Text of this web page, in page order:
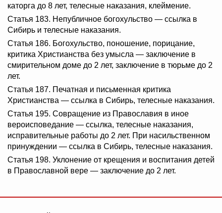
каторга до 8 лет, телесные наказания, клеймение.
Статья 183. Непубличное богохульство — ссылка в
Сибирь и телесные наказания.
Статья 186. Богохульство, поношение, порицание,
критика Христианства без умысла — заключение в
смирительном доме до 2 лет, заключение в тюрьме до 2
лет.
Статья 187. Печатная и письменная критика
Христианства — ссылка в Сибирь, телесные наказания.
Статья 195. Совращение из Православия в иное
вероисповедание — ссылка, телесные наказания,
исправительные работы до 2 лет. При насильственном
принуждении — ссылка в Сибирь, телесные наказания.
Статья 198. Уклонение от крещения и воспитания детей
в Православной вере — заключение до 2 лет.